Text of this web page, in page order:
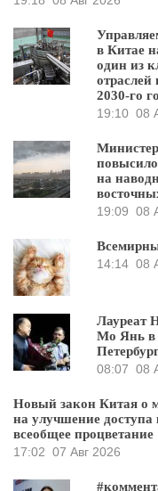
в Китае
один из
2030-го
19:10 08
повысило
на
19:09 08
14:14 08
Лауреат
Мо Янь в
08:07 08
Новый закон Китая о
на улучшение
всеобщее процветание
17:02 07 Авг 2026